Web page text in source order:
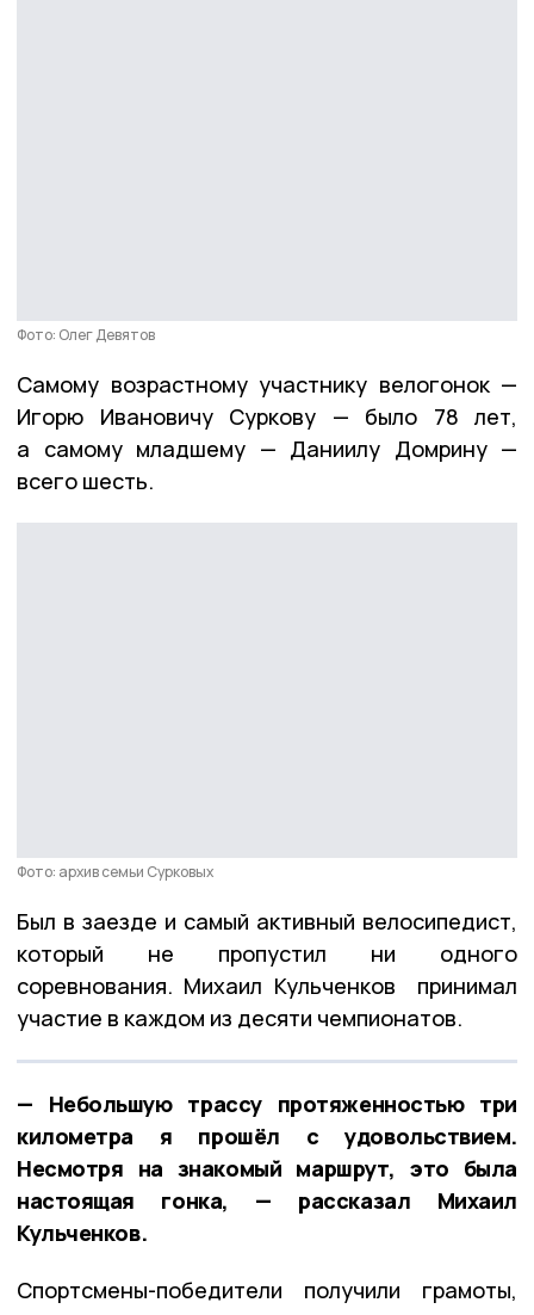
Фото: Олег Девятов
Самому возрастному участнику велогонок —
Игорю Ивановичу Суркову — было 78 лет,
а самому младшему — Даниилу Домрину —
всего шесть.
Фото: архив семьи Сурковых
Был в заезде и самый активный велосипедист,
который не пропустил ни одного
соревнования. Михаил Кульченков принимал
участие в каждом из десяти чемпионатов.
— Небольшую трассу протяженностью три
километра я прошёл с удовольствием.
Несмотря на знакомый маршрут, это была
настоящая гонка, — рассказал Михаил
Кульченков.
Спортсмены-победители получили грамоты,